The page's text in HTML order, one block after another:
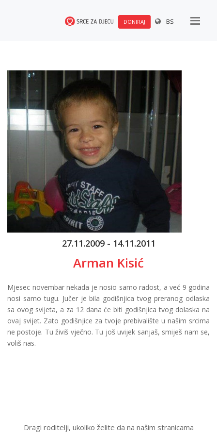
DONIRAJ BS
27.11.2009 - 14.11.2011
Arman Kisić
Mjesec novembar nekada je nosio samo radost, a već 9 godina
nosi samo tugu. Jučer je bila godišnjica tvog preranog odlaska
sa ovog svijeta, a za 12 dana će biti godišnjica tvog dolaska na
ovaj svijet. Zato godišnjice za tvoje prebivalište u našim srcima
ne postoje. Tu živiš vječno. Tu još uvijek sanjaš, smiješ nam se,
voliš nas.
Dragi roditelji, ukoliko želite da na našim stranicama